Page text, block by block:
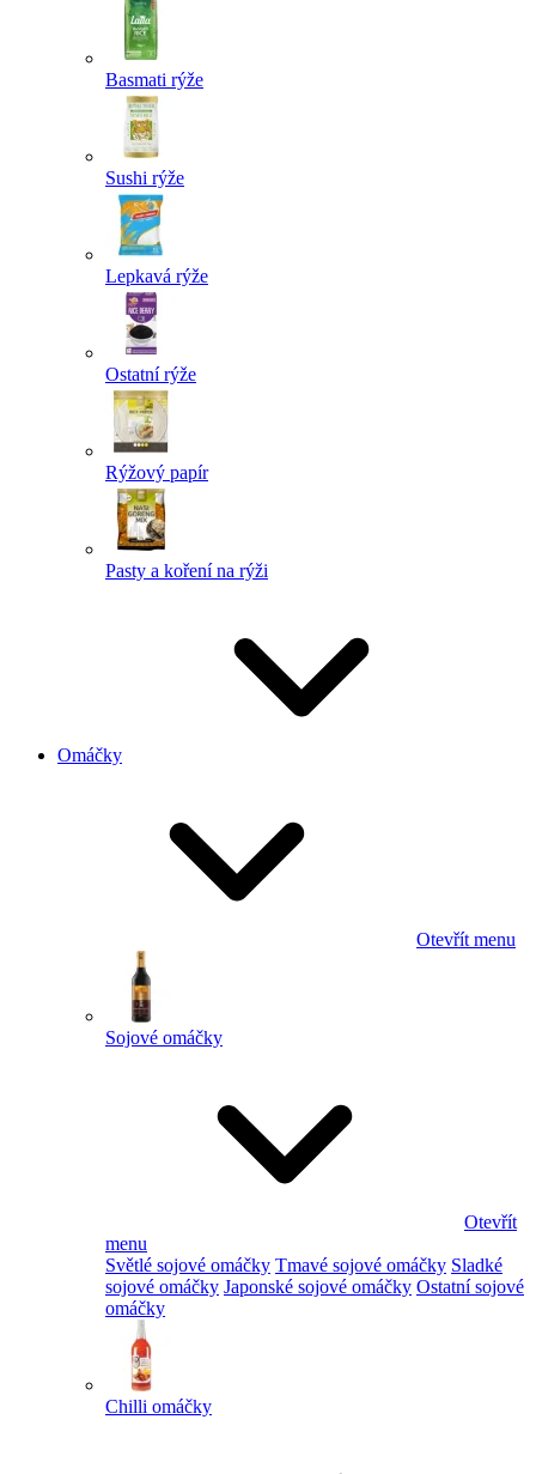
Basmati rýže
Sushi rýže
Lepkavá rýže
Ostatní rýže
Rýžový papír
Pasty a koření na rýži
Omáčky
Otevřít menu
Sojové omáčky
Otevřít
menu
Světlé sojové omáčky Tmavé sojové omáčky Sladké
sojové omáčky Japonské sojové omáčky Ostatní sojové
omáčky
Chilli omáčky